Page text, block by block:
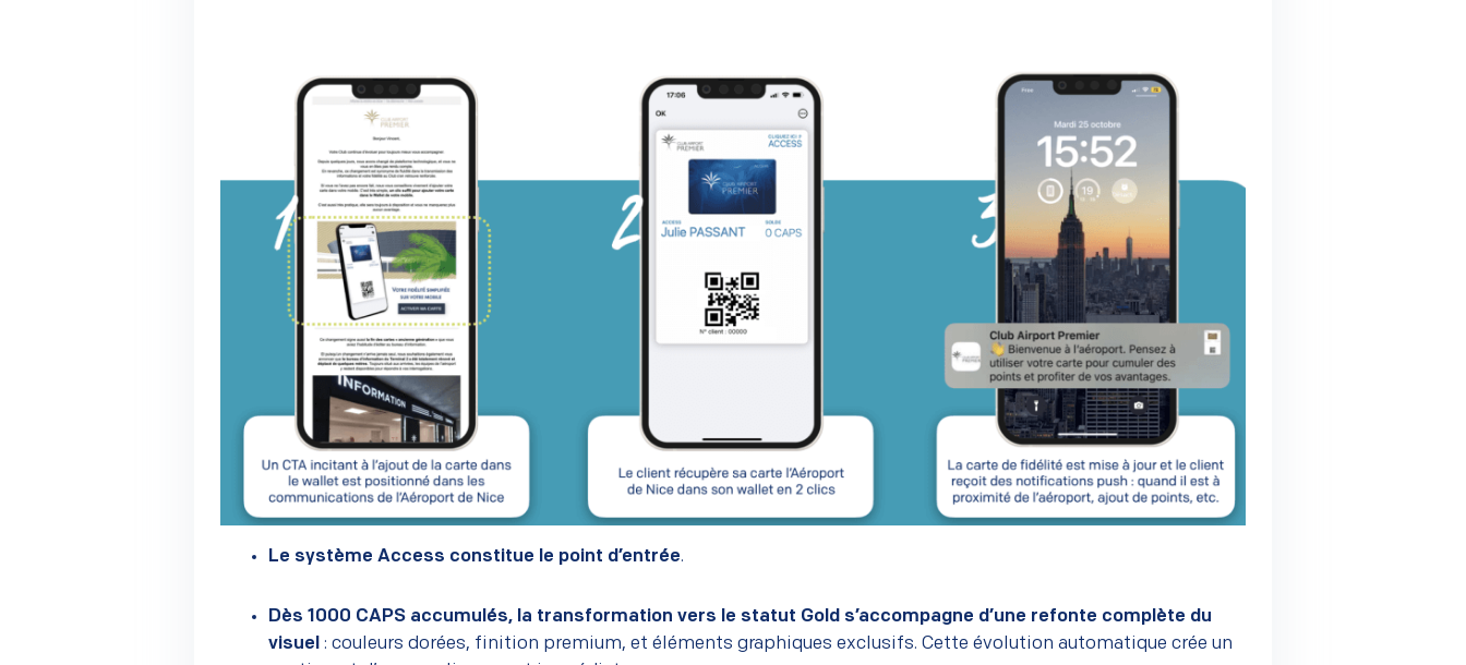
Le système Access constitue le point d’entrée.
Dès 1000 CAPS accumulés, la transformation vers le statut Gold s’accompagne d’une refonte complète du
visuel : couleurs dorées, finition premium, et éléments graphiques exclusifs. Cette évolution automatique crée un